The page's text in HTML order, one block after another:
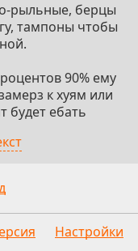
рыльные, берцы
тампоны чтобы
90% ему
к хуям или
будет ебать
но в душе не
и часть, но
Настройки